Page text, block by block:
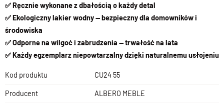
✅ Ręcznie wykonane z dbałością o każdy detal
✅ Ekologiczny lakier wodny — bezpieczny dla domowników i
środowiska
✅ Odporne na wilgoć i zabrudzenia — trwałość na lata
✅ Każdy egzemplarz niepowtarzalny dzięki naturalnemu usłojeniu
Kod produktu CU24 55
Producent ALBERO MEBLE